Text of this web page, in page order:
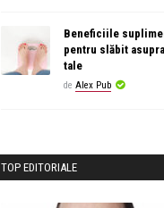
Beneficiile
pentru slăbit
tale
de Alex Pub
TOP EDITORIALE